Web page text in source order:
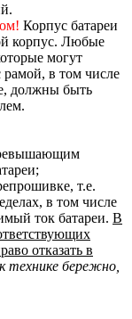
Корпус батареи
корпус. Любые
могут
рамой, в том числе
должны быть
т.е.
в том числе
ток батареи. В
отказать в
технике бережно,